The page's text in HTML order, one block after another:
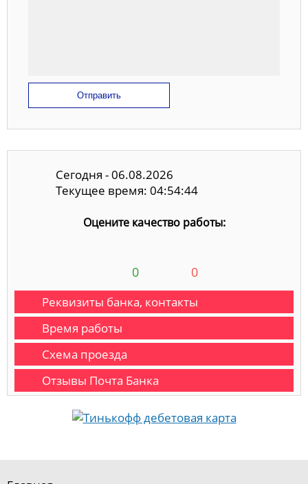
Отправить
Сегодня - 06.08.2026
Текущее время: 04:54:45
Оцените качество работы:
0 0
Реквизиты банка, контакты
Время работы
Схема проезда
Отзывы Почта Банка